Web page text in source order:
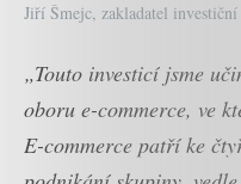
Jiří Šmejc, zakladatel
„Touto investicí jsme
oboru e-commerce, ve
E-commerce patří ke